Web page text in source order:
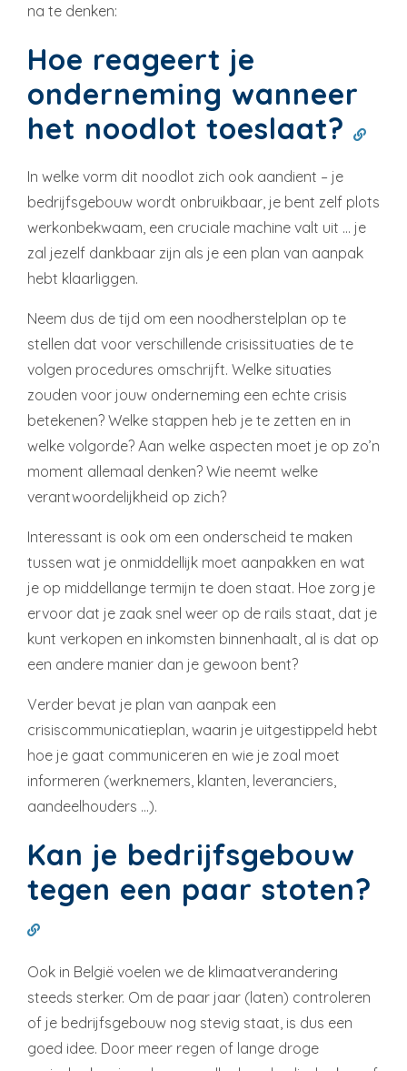
na te denken:
Hoe reageert je
onderneming wanneer
het noodlot toeslaat?
In welke vorm dit noodlot zich ook aandient – je
bedrijfsgebouw wordt onbruikbaar, je bent zelf plots
werkonbekwaam, een cruciale machine valt uit … je
zal jezelf dankbaar zijn als je een plan van aanpak
hebt klaarliggen.
Neem dus de tijd om een noodherstelplan op te
stellen dat voor verschillende crisissituaties de te
volgen procedures omschrijft. Welke situaties
zouden voor jouw onderneming een echte crisis
betekenen? Welke stappen heb je te zetten en in
welke volgorde? Aan welke aspecten moet je op zo’n
moment allemaal denken? Wie neemt welke
verantwoordelijkheid op zich?
Interessant is ook om een onderscheid te maken
tussen wat je onmiddellijk moet aanpakken en wat
je op middellange termijn te doen staat. Hoe zorg je
ervoor dat je zaak snel weer op de rails staat, dat je
kunt verkopen en inkomsten binnenhaalt, al is dat op
een andere manier dan je gewoon bent?
Verder bevat je plan van aanpak een
crisiscommunicatieplan, waarin je uitgestippeld hebt
hoe je gaat communiceren en wie je zoal moet
informeren (werknemers, klanten, leveranciers,
aandeelhouders …).
Kan je bedrijfsgebouw
tegen een paar stoten?
Ook in België voelen we de klimaatverandering
steeds sterker. Om de paar jaar (laten) controleren
of je bedrijfsgebouw nog stevig staat, is dus een
goed idee. Door meer regen of lange droge